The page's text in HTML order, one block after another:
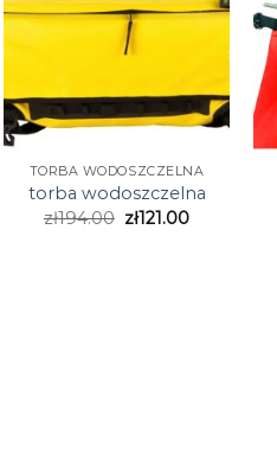
TORBA WODOSZCZELNA
torba wodoszczelna
zł194.00 zł121.00